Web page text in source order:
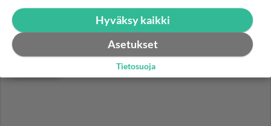
HOROSKOOPPI
Hyväksy kaikki
Asetukset
Tietosuoja